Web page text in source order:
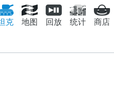
克 地图 回放 统计 商店